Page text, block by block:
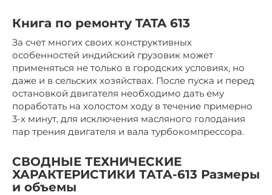
Книга по ремонту TATA 613
За счет многих своих конструктивных
особенностей индийский грузовик может
применяться не только в городских условиях, но
даже и в сельских хозяйствах. После пуска и перед
остановкой двигателя необходимо дать ему
поработать на холостом ходу в течение примерно
3-х минут, для исключения масляного голодания
пар трения двигателя и вала турбокомпрессора.
СВОДНЫЕ ТЕХНИЧЕСКИЕ
ХАРАКТЕРИСТИКИ ТАТА-613 Размеры
и объемы